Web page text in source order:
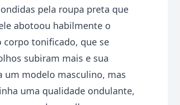
pela roupa preta que
abotoou habilmente o
tonificado, que se
subiram mais e sua
um modelo masculino, mas
uma qualidade ondulante,